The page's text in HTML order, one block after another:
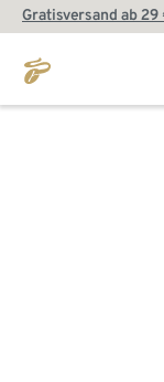
Gratisversand ab 29